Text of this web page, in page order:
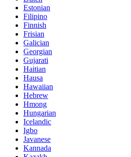
Estonian
Filipino
Finnish
Frisian
Galician
Georgian
Gujarati
Haitian
Hausa
Hawaiian
Hebrew
Hmong
Hungarian
Icelandic
Igbo
Javanese
Kannada